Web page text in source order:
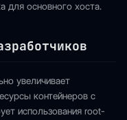
для основного хоста.
увеличивает
контейнеров с
использования root-